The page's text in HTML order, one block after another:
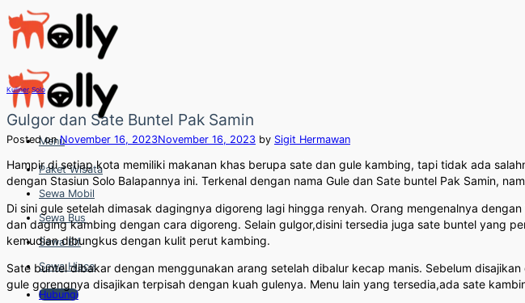
Skip
to
content
Menu
Paket Wisata
Sewa Mobil
Sewa Bus
Sewa Elf
Sewa Hiace
Hubungi
Kuliner, Solo
Gulgor dan Sate Buntel Pak Samin
Posted onNovember 16, 2023November 16, 2023 by Sigit Hermawan
Hampir di setiap kota memiliki makanan khas berupa sate dan gule kambing, tapi tidak ada
dengan Stasiun Solo Balapannya ini. Terkenal dengan nama Gule dan Sate buntel Pak Samin,
Di sini gule setelah dimasak dagingnya digoreng lagi hingga renyah. Orang mengenalnya
dan daging kambing dengan cara digoreng. Selain gulgor,disini tersedia juga sate buntel yang
kemudian dibungkus dengan kulit perut kambing.
Sate buntel dibakar dengan menggunakan arang setelah dibalur kecap manis. Sebelum
gule gorengnya disajikan terpisah dengan kuah gulenya. Menu lain yang tersedia,ada sate